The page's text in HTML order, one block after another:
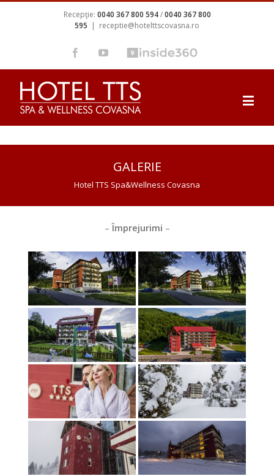
Recepţie: 0040 367 800 594/0040 367 800
595 | receptie@hotelttscovasna.ro
GALERIE
Hotel TTS Spa&Wellness Covasna
–Împrejurimi –